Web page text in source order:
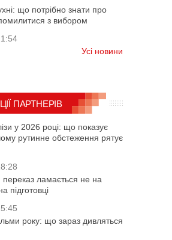
що потрібно знати про
з вибором
Усі новини
ПАРТНЕРІВ
у 2026 році: що показує
рутинне обстеження рятує
ламається не на
підготовці
року: що зараз дивляться